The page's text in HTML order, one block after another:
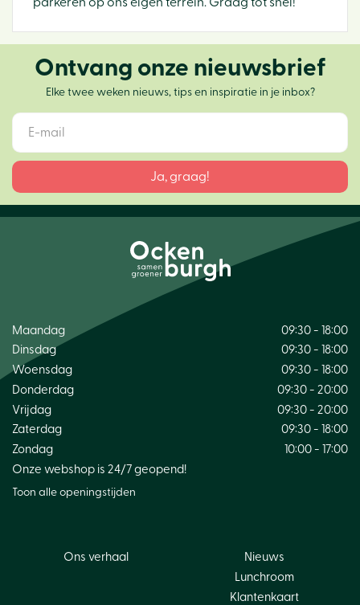
Ontvang onze nieuwsbrief
Elke twee weken nieuws, tips en inspiratie in je inbox?
Maandag
09:30 - 18:00
Dinsdag
09:30 - 18:00
Woensdag
09:30 - 18:00
Donderdag
09:30 - 20:00
Vrijdag
09:30 - 20:00
Zaterdag
09:30 - 18:00
Zondag
10:00 - 17:00
Onze webshop is 24/7 geopend!
Toon alle openingstijden
Ons verhaal
Nieuws
Lunchroom
Klantenkaart